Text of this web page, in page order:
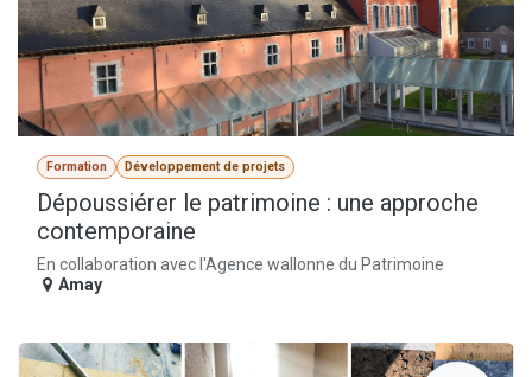
Formation Développement de projets
Dépoussiérer le patrimoine : une approche
contemporaine
En collaboration avec l'Agence wallonne du Patrimoine
Amay